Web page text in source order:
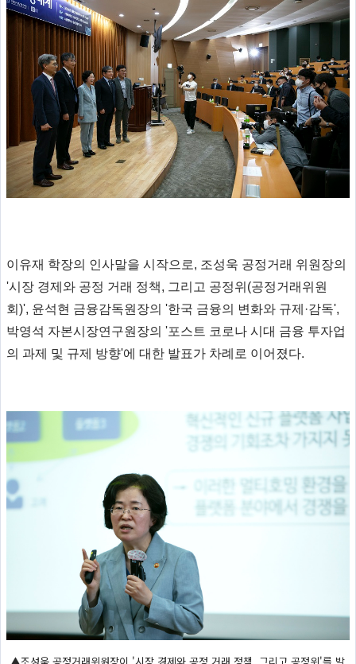
이유재 학장의 인사말을 시작으로, 조성욱 공정거래 위원장의
'시장 경제와 공정 거래 정책, 그리고 공정위(공정거래위원
회)', 윤석현 금융감독원장의 '한국 금융의 변화와 규제·감독',
박영석 자본시장연구원장의 '포스트 코로나 시대 금융 투자업
의 과제 및 규제 방향'에 대한 발표가 차례로 이어졌다.
▲조성욱 공정거래위원장이 '시장 경제와 공정 거래 정책, 그리고 공정위'를 발